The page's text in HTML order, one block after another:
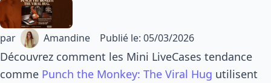
par Amandine Publié le: 05/03/2026
Découvrez comment les Mini LiveCases tendance
comme Punch the Monkey: The Viral Hug utilisent